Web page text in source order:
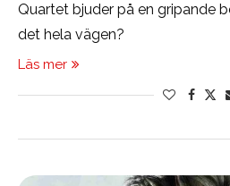
Quartet bjuder på en gripande
det hela vägen?
Läs mer